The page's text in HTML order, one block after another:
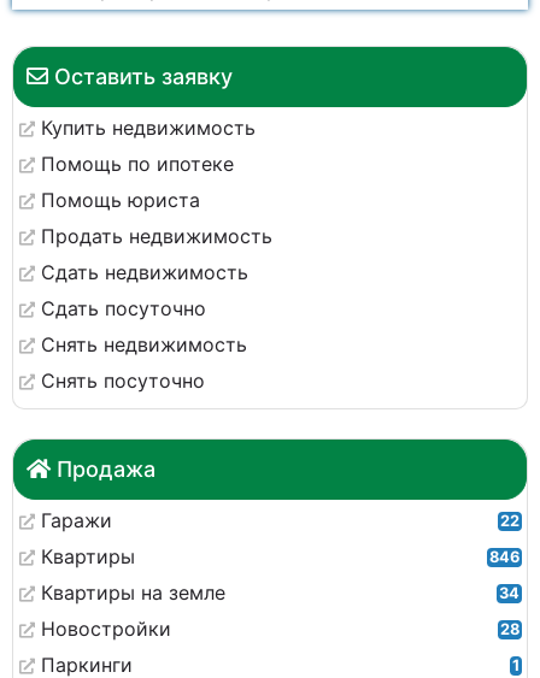
Оставить заявку
Купить недвижимость
Помощь по ипотеке
Помощь юриста
Продать недвижимость
Сдать недвижимость
Сдать посуточно
Снять недвижимость
Снять посуточно
Продажа
Гаражи 22
Квартиры 846
Квартиры на земле 34
Новостройки 28
Паркинги 1